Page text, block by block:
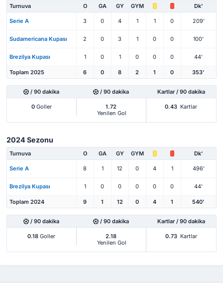
Turnuva O GA GY GYM Dk'
Serie A 3 0 4 1 1 0 209'
Sudamericana Kupası 2 0 3 1 0 0 100'
Brezilya Kupası 1 0 1 0 0 0 44'
Toplam 2025 6 0 8 2 1 0 353'
/ 90 dakika / 90 dakika Kartlar / 90 dakika
0Goller
1.72
Yenilen Gol
0.43 Kartlar
2024 Sezonu
Turnuva O GA GY GYM Dk'
Serie A 8 1 12 0 4 1 496'
Brezilya Kupası 1 0 0 0 0 0 44'
Toplam 2024 9 1 12 0 4 1 540'
/ 90 dakika / 90 dakika Kartlar / 90 dakika
0.18 Goller
2.18
Yenilen Gol
0.73 Kartlar